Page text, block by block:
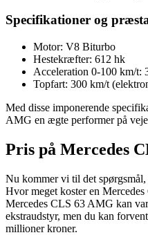
Specifikationer og
Motor: V8 Biturbo
Hestekræfter: 612 hk
Acceleration 0-100 km/t:
Topfart: 300 km/t
Med disse imponerende
AMG en ægte performer på
Pris på Mercedes
Nu kommer vi til det
Hvor meget koster en
Mercedes CLS 63 AMG kan
ekstraudstyr, men du kan
millioner kroner.